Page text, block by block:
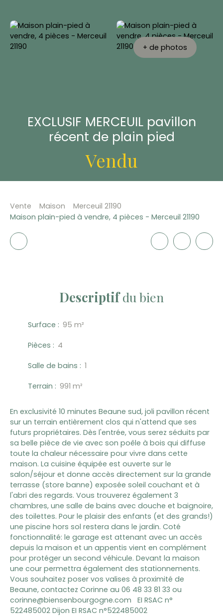
+ de photos
EXCLUSIF MERCEUIL pavillon
récent de plain pied
Vendu
Vente Maison
Merceuil 21190
Maison plain-pied à vendre, 4 pièces - Merceuil 21190
Descriptifdu bien
Surface : 95 m²
Pièces : 4
Salle de bains : 1
Terrain : 991 m²
En exclusivité 10 minutes Beaune sud, joli pavillon récent
sur un terrain entièrement clos qui n'attend que ses
futurs propriétaires. Dès l'entrée, vous serez séduits par
sa belle pièce de vie avec son poêle à bois qui diffuse
toute la chaleur nécessaire pour vivre dans cette
maison. La cuisine équipée est ouverte sur le
salon/séjour et donne accès directement sur la grande
terrasse (store banne) exposée soleil couchant et à
l'abri des regards. Vous trouverez également 3
chambres, une salle de bains avec douche et baignoire,
des toilettes. Pour le plaisir des enfants (et des grands!)
une piscine hors sol restera dans le jardin. Coté
fonctionnalité: le garage est attenant avec un accès
depuis la maison et un appentis vient en complément
pour protéger un second véhicule. Devant la maison
une cour permettra également des stationnements.
Vous souhaitez poser vos valises à proximité de
Beaune, contactez Corinne au 06 48 33 81 33 ou
corinne@biensenbourgogne.com EI RSAC n°
522485002 Dijon EI RSAC n°522485002